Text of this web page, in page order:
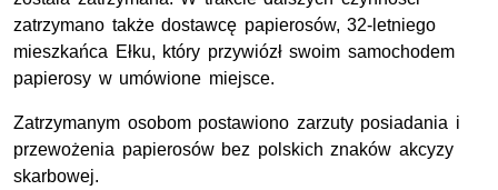
zatrzymano także dostawcę papierosów, 32-letniego
mieszkańca Ełku, który przywiózł swoim samochodem
papierosy w umówione miejsce.
Zatrzymanym osobom postawiono zarzuty posiadania i
przewożenia papierosów bez polskich znaków akcyzy
skarbowej.